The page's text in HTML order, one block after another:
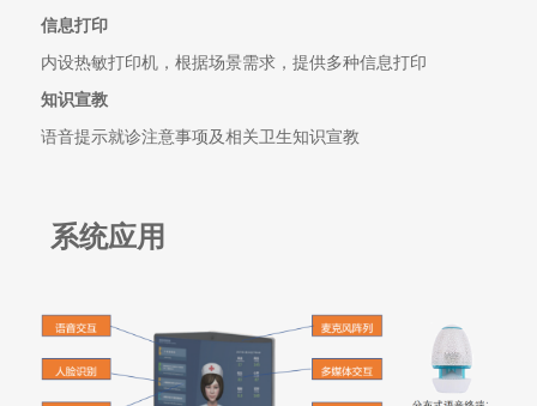
信息打印
内设热敏打印机，根据场景需求，提供多种信息打印
知识宣教
语音提示就诊注意事项及相关卫生知识宣教
系统应用